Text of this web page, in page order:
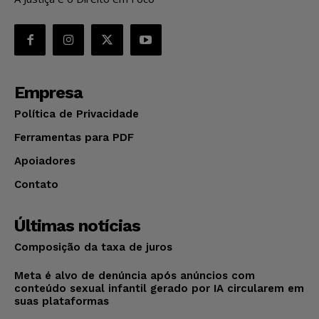
Empresa
Política de Privacidade
Ferramentas para PDF
Apoiadores
Contato
Últimas notícias
Composição da taxa de juros
Meta é alvo de denúncia após anúncios com
conteúdo sexual infantil gerado por IA circularem em
suas plataformas